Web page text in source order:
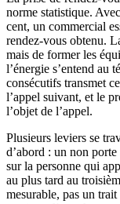
norme statistique.
cent, un commercial
rendez-vous obtenu.
mais de former les
l’énergie s’entend au
consécutifs transmet
l’appel suivant, et le
l’objet de l’appel.
Plusieurs leviers se
d’abord : un non
sur la personne qui
au plus tard au
mesurable, pas un